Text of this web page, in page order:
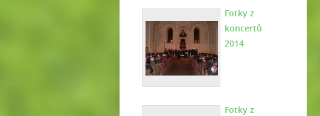
Fotky z
koncertů
2014
Fotky z